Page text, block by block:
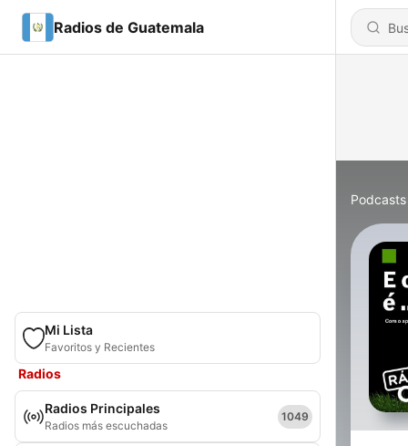
Radios de Guatemala
Mi Lista
Favoritos y Recientes
Radios
Radios Principales
Radios más escuchadas
1049
Podcasts